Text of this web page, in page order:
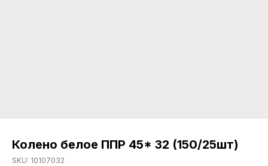
Колено белое ППР 45* 32 (150/25шт)
SKU: 10107032